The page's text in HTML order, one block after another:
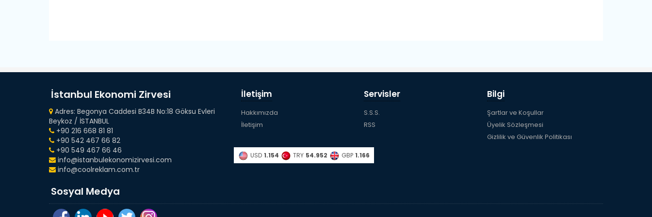
İstanbul Ekonomi Zirvesi
Adres: Begonya Caddesi B34B No:18 Göksu Evleri
Beykoz / İSTANBUL
+90 216 668 81 81
+90 542 467 66 82
+90 549 467 66 46
info@istanbulekonomizirvesi.com
info@coolreklam.com.tr
İletişim
Hakkımızda
İletişim
Servisler
S.S.S.
RSS
Bilgi
Şartlar ve Koşullar
Üyelik Sözleşmesi
Gizlilik ve Güvenlik Politikası
USD 1.154 TRY 54.952 GBP 1.166
Sosyal Medya